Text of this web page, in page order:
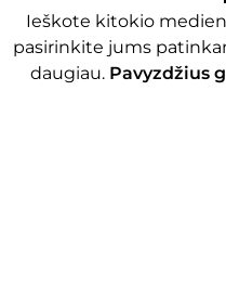
Ieškote kitokio
pasirinkite jums
daugiau. Pavyzdžius